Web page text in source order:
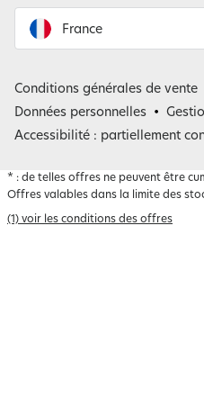
France
Belgique
Conditions générales de vente
Données personnelles
Accessibilité : partiellement
* : de telles offres ne peuvent être
Offres valables dans la limite des
(1) voir les conditions des offres